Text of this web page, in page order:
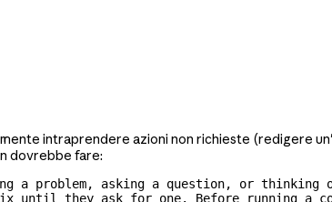
intraprendere azioni non richieste (redigere
dovrebbe fare:
a problem, asking a question, or
until they ask for one. Before running a